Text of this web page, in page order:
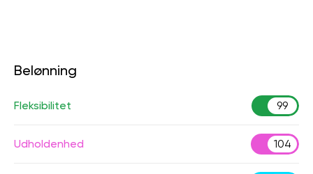
Belønning
Fleksibilitet 99
Udholdenhed 104